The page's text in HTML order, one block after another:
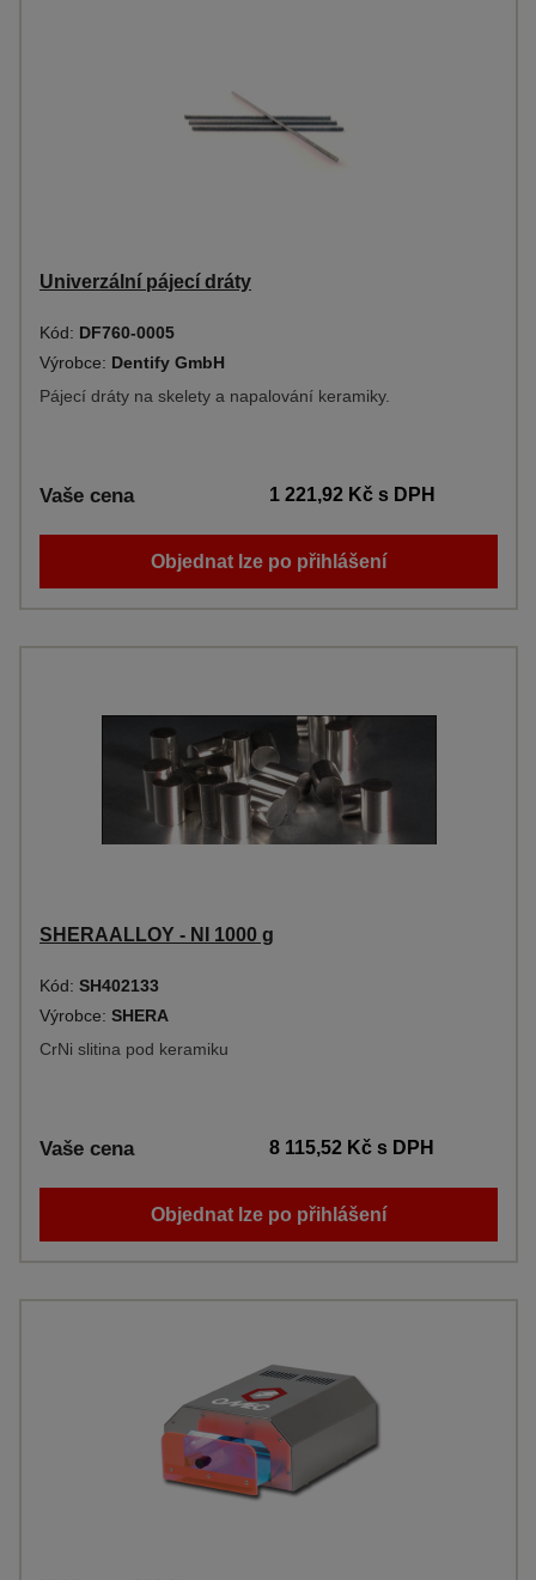
Univerzální pájecí dráty
Kód: DF760-0005
Výrobce: Dentify GmbH
Pájecí dráty na skelety a napalování keramiky.
Vaše cena 1 221,92 Kčs DPH
Objednat lze po přihlášení
SHERAALLOY - NI 1000 g
Kód: SH402133
Výrobce: SHERA
CrNi slitina pod keramiku
Vaše cena 8 115,52 Kčs DPH
Objednat lze po přihlášení